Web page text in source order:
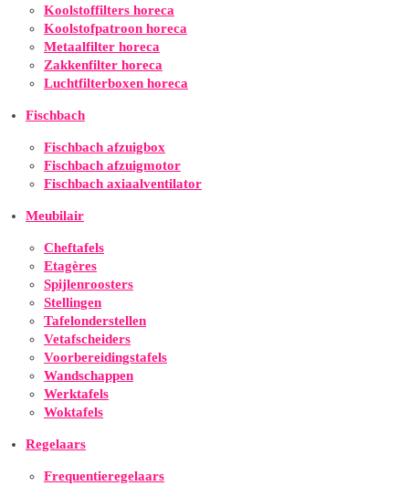
Koolstoffilters horeca
Koolstofpatroon horeca
Metaalfilter horeca
Zakkenfilter horeca
Luchtfilterboxen horeca
Fischbach
Fischbach afzuigbox
Fischbach afzuigmotor
Fischbach axiaalventilator
Meubilair
Cheftafels
Etagères
Spijlenroosters
Stellingen
Tafelonderstellen
Vetafscheiders
Voorbereidingstafels
Wandschappen
Werktafels
Woktafels
Regelaars
Frequentieregelaars